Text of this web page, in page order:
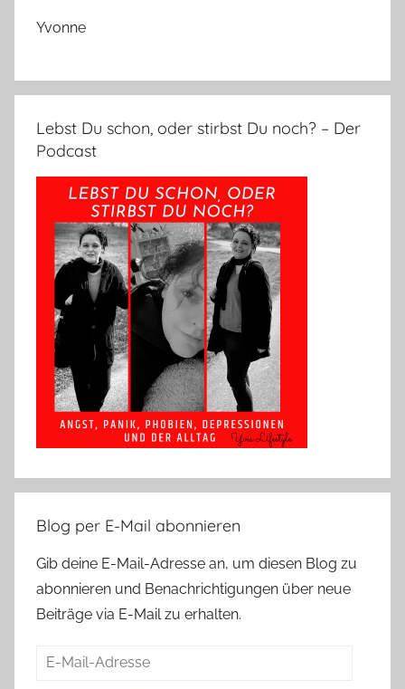
Yvonne
Lebst Du schon, oder stirbst Du noch? – Der
Podcast
Blog per E-Mail abonnieren
Gib deine E-Mail-Adresse an, um diesen Blog zu
abonnieren und Benachrichtigungen über neue
Beiträge via E-Mail zu erhalten.
E-